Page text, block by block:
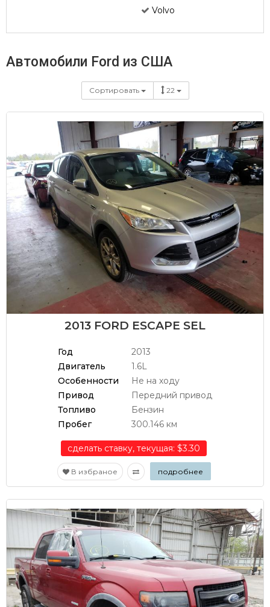
Volvo
Автомобили Ford из США
Сортировать 22
2013 FORD ESCAPE SEL
Год
2013
Двигатель
1.6L
Особенности
Не на ходу
Привод
Передний привод
Топливо
Бензин
Пробег
300.146 км
сделать ставку, текущая: $3.30
В избраное подробнее